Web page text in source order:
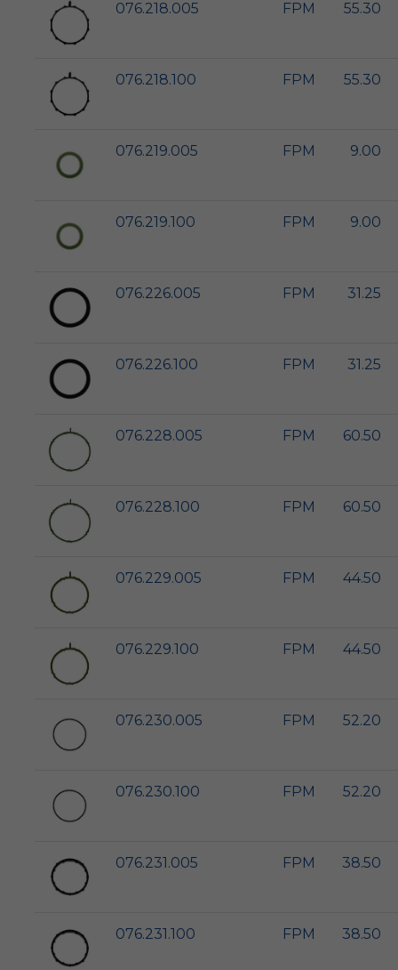
076.218.005 FPM 55.30
076.218.100 FPM 55.30
076.219.005 FPM 9.00
076.219.100 FPM 9.00
076.226.005 FPM 31.25
076.226.100 FPM 31.25
076.228.005 FPM 60.50
076.228.100 FPM 60.50
076.229.005 FPM 44.50
076.229.100 FPM 44.50
076.230.005 FPM 52.20
076.230.100 FPM 52.20
076.231.005 FPM 38.50
076.231.100 FPM 38.50